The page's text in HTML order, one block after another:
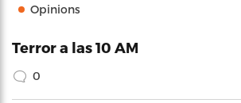
Opinions
Terror a las 10 AM
0